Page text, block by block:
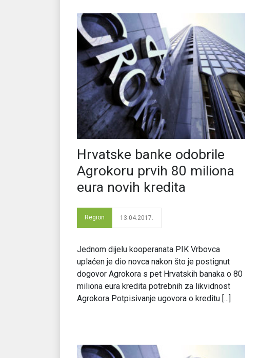
Hrvatske banke odobrile
Agrokoru prvih 80 miliona
eura novih kredita
Region 13.04.2017.
Jednom dijelu kooperanata PIK Vrbovca
uplaćen je dio novca nakon što je postignut
dogovor Agrokora s pet Hrvatskih banaka o 80
miliona eura kredita potrebnih za likvidnost
Agrokora Potpisivanje ugovora o kreditu [...]